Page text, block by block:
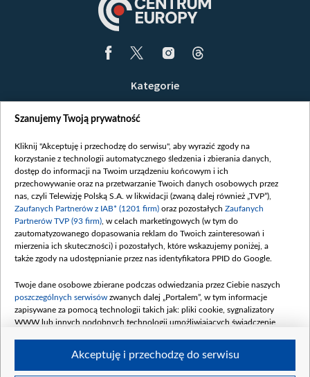
Kategorie
Opinie
Białoruś / Polska
Czytelnia
Centrum Europy
O nas
Kontakt
Informacje o nadawcy
Serwisy partnerskie
belsat.eu
slava.tv
tvpworld.com
vot-tak.tv
Szanujemy Twoją prywatność
Kliknij "Akceptuję i przechodzę do serwisu", aby wyrazić zgody na
korzystanie z technologii automatycznego śledzenia i zbierania danych,
dostęp do informacji na Twoim urządzeniu końcowym i ich
przechowywanie oraz na przetwarzanie Twoich danych osobowych przez
nas, czyli Telewizję Polską S.A. w likwidacji (zwaną dalej również „TVP”),
Zaufanych Partnerów z IAB* (1201 firm) oraz pozostałych Zaufanych
Partnerów TVP (93 firm) , w celach marketingowych (w tym do
zautomatyzowanego dopasowania reklam do Twoich zainteresowań i
mierzenia ich skuteczności) i pozostałych, które wskazujemy poniżej, a
także zgody na udostępnianie przez nas identyfikatora PPID do Google.
Twoje dane osobowe zbierane podczas odwiedzania przez Ciebie naszych
poszczególnych serwisów zwanych dalej „Portalem”, w tym informacje
zapisywane za pomocą technologii takich jak: pliki cookie, sygnalizatory
WWW lub innych podobnych technologii umożliwiających świadczenie
Akceptuję i przechodzę do serwisu